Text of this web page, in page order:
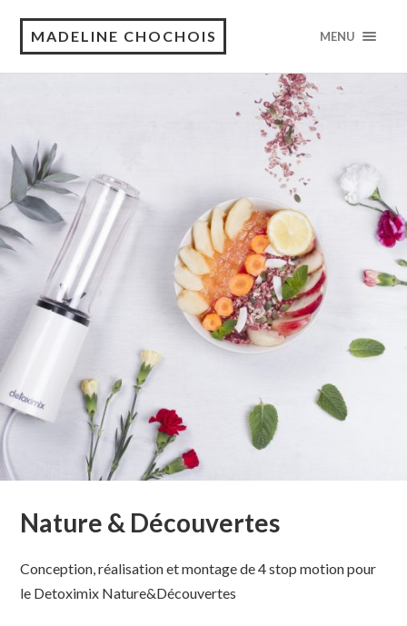
MADELINE CHOCHOIS MENU
Nature & Découvertes
Conception, réalisation et montage de 4 stop motion pour
le Detoximix Nature&Découvertes